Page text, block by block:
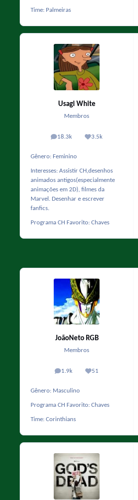
Time: Palmeiras
Usagi White
Membros
18.3k
posts 3.5k
Reputação
Gênero: Feminino
Interesses: Assistir CH,desenhos
animados antigos(especialmente
animações em 2D), filmes da
Marvel. Desenhar e escrever
fanfics.
Programa CH Favorito: Chaves
JoãoNeto RGB
Membros
1.9k
posts 51
Reputação
Gênero: Masculino
Programa CH Favorito: Chaves
Time: Corinthians